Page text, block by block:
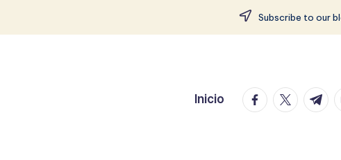
Subscribe to our
Inicio facebook.com
twitter.com
t.me